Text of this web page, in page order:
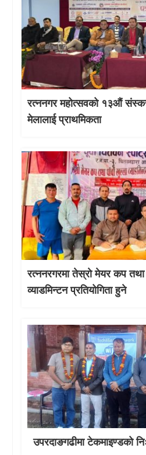
रत्ननगर महोत्सवको १३औं
मेलालाई प्राथमिकता
रत्ननरगरमा तेस्राे मेयर कप तथा
व्याडमिन्टन प्रतियोगिता हुने
उपरदाङगढीमा टेकमाइण्डको